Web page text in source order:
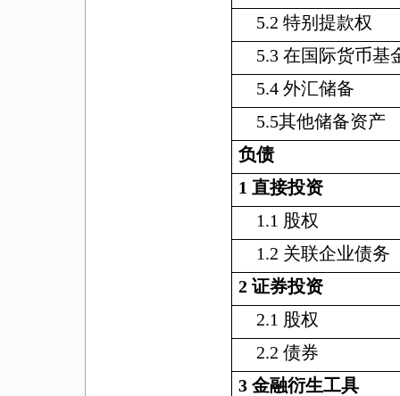
5.2特别提款权
5.3在国际货币基
5.4外汇储备
5.5其他储备资产
负债
1 直接投资
1.1 股权
1.2 关联企业债务
2证券投资
2.1 股权
2.2债券
3金融衍生工具